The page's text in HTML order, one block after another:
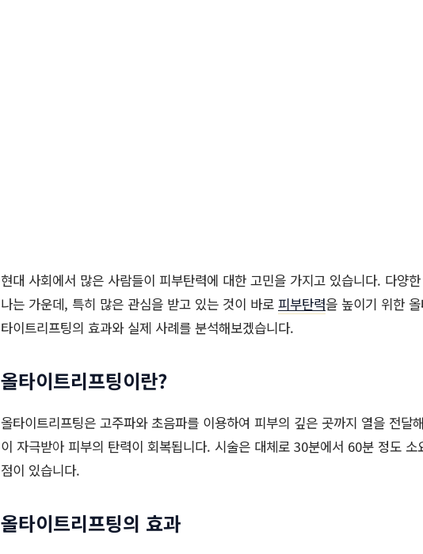
현대 사회에서 많은 사람들이 피부탄력에 대한 고민을 가지고 있습니다. 다양
나는 가운데, 특히 많은 관심을 받고 있는 것이 바로 피부탄력을 높이기 위한
타이트리프팅의 효과와 실제 사례를 분석해보겠습니다.
올타이트리프팅이란?
올타이트리프팅은 고주파와 초음파를 이용하여 피부의 깊은 곳까지 열을 전달
이 자극받아 피부의 탄력이 회복됩니다. 시술은 대체로 30분에서 60분 정도
점이 있습니다.
올타이트리프팅의 효과